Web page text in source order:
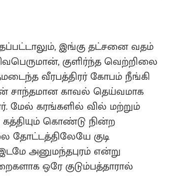
இங்கு தட்சனை வதம்
குளிர்ந்த வெற்றிலை
வீரபத்திரர் கோபம் நீங்கி
சாந்தமான காவல் தெய்வமாக
மேல் கரங்களில் வில் மற்றும்
கத்தியும் கொண்டு நின்ற
குடி
அனுமந்தபுரம் என்று
ஒரே குடும்பத்தாரால்